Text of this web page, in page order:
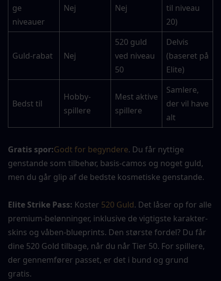
ge
niveauer
Nej Nej
til niveau
20)
Guld-rabat Nej
520 guld
ved niveau
50
Delvis
(baseret på
Elite)
Bedst til
Hobby-
spillere
Mest aktive
spillere
Samlere,
der vil have
alt
Gratis spor:Godt for begyndere. Du får nyttige
genstande som tilbehør, basis-camos og noget guld,
men du går glip af de bedste kosmetiske genstande.
Elite Strike Pass: Koster 520 Guld. Det låser op for alle
premium-belønninger, inklusive de vigtigste karakter-
skins og våben-blueprints. Den største fordel? Du får
dine 520 Gold tilbage, når du når Tier 50. For spillere,
der gennemfører passet, er det i bund og grund
gratis.